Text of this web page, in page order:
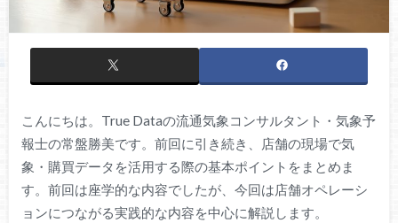
こんにちは。True Dataの流通気象コンサルタント・気象予
報士の常盤勝美です。前回に引き続き、店舗の現場で気
象・購買データを活用する際の基本ポイントをまとめま
す。前回は座学的な内容でしたが、今回は店舗オペレーシ
ョンにつながる実践的な内容を中心に解説します。